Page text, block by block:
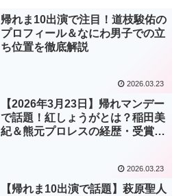
帰れま10出演で注目！道枝駿佑の
プロフィール＆なにわ男子での立
ち位置を徹底解説
2026.03.23
【2026年3月23日】帰れマンデー
で話題！紅しょうがとは？稲田美
紀＆熊元プロレスの経歴・受賞
2026.03.23
【帰れま10出演で話題】萩原聖人